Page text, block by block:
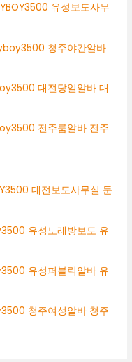
유성보도사무
청주야간알바
대전당일알바 대
전주룸알바 전주
대전보도사무실 둔
유성노래방보도 유
유성퍼블릭알바 유
청주여성알바 청주